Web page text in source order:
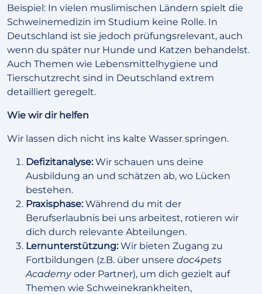
Beispiel: In vielen muslimischen Ländern spielt die
Schweinemedizin im Studium keine Rolle. In
Deutschland ist sie jedoch prüfungsrelevant, auch
wenn du später nur Hunde und Katzen behandelst.
Auch Themen wie Lebensmittelhygiene und
Tierschutzrecht sind in Deutschland extrem
detailliert geregelt.
Wie wir dir helfen
Wir lassen dich nicht ins kalte Wasser springen.
Defizitanalyse:Wir schauen uns deine
Ausbildung an und schätzen ab, wo Lücken
bestehen.
Praxisphase:Während du mit der
Berufserlaubnis bei uns arbeitest, rotieren wir
dich durch relevante Abteilungen.
Lernunterstützung:Wir bieten Zugang zu
Fortbildungen (z.B. über unsere doc4pets
Academyoder Partner), um dich gezielt auf
Themen wie Schweinekrankheiten,